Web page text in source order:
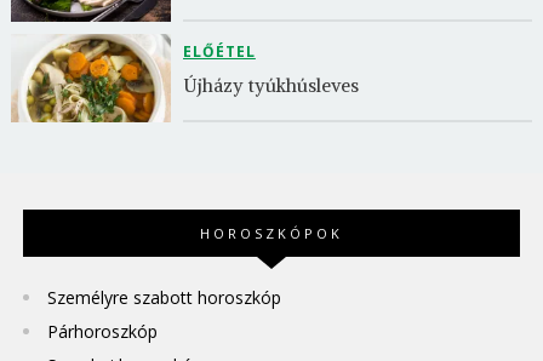
ELŐÉTEL
Újházy tyúkhúsleves
HOROSZKÓPOK
Személyre szabott horoszkóp
Párhoroszkóp